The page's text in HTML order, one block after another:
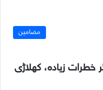
مضامین
زیادہ، کھلاڑی